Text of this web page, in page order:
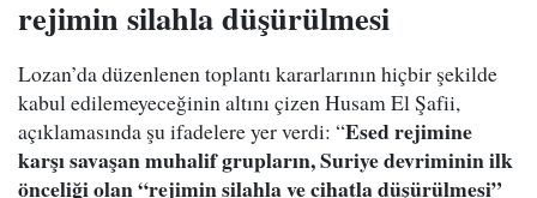
rejimin silahla düşürülmesi
Lozan’da düzenlenen toplantı kararlarının hiçbir şekilde
kabul edilemeyeceğinin altını çizen Husam El Şafii,
açıklamasında şu ifadelere yer verdi: “Esed rejimine
karşı savaşan muhalif grupların, Suriye devriminin ilk
önceliği olan “rejimin silahla ve cihatla düşürülmesi”